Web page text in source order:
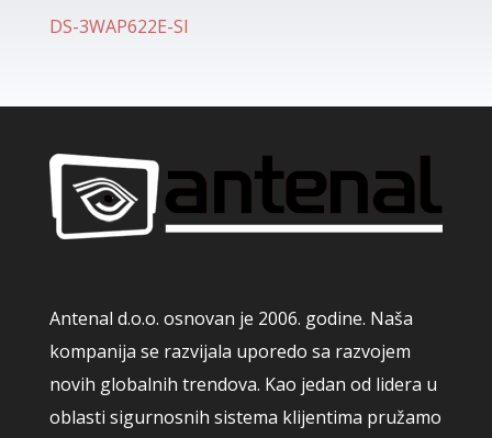
DS-3WAP622E-SI
Antenal d.o.o. osnovan je 2006. godine. Naša
kompanija se razvijala uporedo sa razvojem
novih globalnih trendova. Kao jedan od lidera u
oblasti sigurnosnih sistema klijentima pružamo